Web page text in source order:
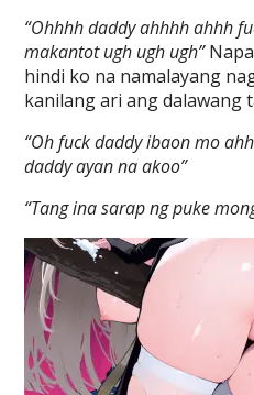
“Ohhhh daddy ahhhh ahhh
makantot ugh ugh ugh”
hindi ko na namalayang
kanilang ari ang dalawang
“Oh fuck daddy ibaon mo
daddy ayan na akoo”
“Tang ina sarap ng puke